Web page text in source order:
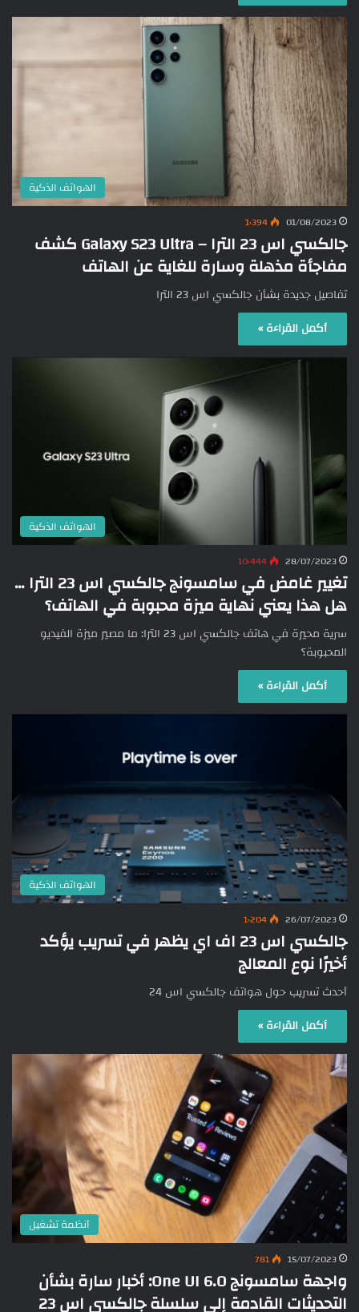
الهواتف الذكية
01/08/2023 1٬394
جالكسي اس 23 الترا – Galaxy S23 Ultra كشف
مفاجأة مذهلة وسارة للغاية عن الهاتف
تفاصيل جديدة بشأن جالكسي اس 23 الترا
أكمل القراءة »
الهواتف الذكية
28/07/2023 10٬444
تغيير غامض في سامسونج جالكسي اس 23 الترا …
هل هذا يعني نهاية ميزة محبوبة في الهاتف؟
سرية محيرة في هاتف جالكسي اس 23 الترا: ما مصير ميزة الفيديو
المحبوبة؟
أكمل القراءة »
الهواتف الذكية
26/07/2023 1٬204
جالكسي اس 23 اف اي يظهر في تسريب يؤكد
أخيرًا نوع المعالج
أحدث تسريب حول هواتف جالكسي اس 24
أكمل القراءة »
أنظمة تشغيل
15/07/2023
781
واجهة سامسونج One UI 6.0: أخبار سارة بشأن
التحديثات القادمة إلى سلسلة جالكسي اس 23